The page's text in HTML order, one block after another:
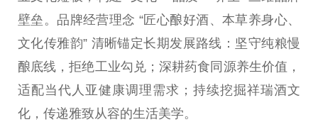
壁垒。品牌经营理念 “匠心酿好酒、本草养身心、
文化传雅韵” 清晰锚定长期发展路线：坚守纯粮慢
酿底线，拒绝工业勾兑；深耕药食同源养生价值，
适配当代人亚健康调理需求；持续挖掘祥瑞酒文
化，传递雅致从容的生活美学。